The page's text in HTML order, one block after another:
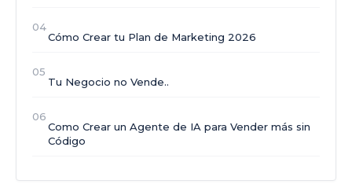
04
Cómo Crear tu Plan de Marketing 2026
05
Tu Negocio no Vende..
06
Como Crear un Agente de IA para Vender más sin
Código